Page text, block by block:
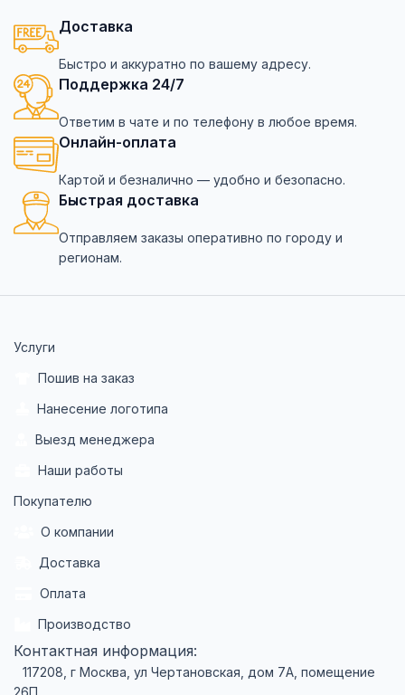
Доставка
Быстро и аккуратно по вашему адресу.
Поддержка 24/7
Ответим в чате и по телефону в любое время.
Онлайн-оплата
Картой и безналично — удобно и безопасно.
Быстрая доставка
Отправляем заказы оперативно по городу и
регионам.
Услуги
Пошив на заказ
Нанесение логотипа
Выезд менеджера
Наши работы
Покупателю
О компании
Доставка
Оплата
Производство
Контактная информация:
117208, г Москва, ул Чертановская, дом 7А, помещение
26П